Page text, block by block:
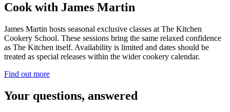
Cook with James Martin​​​​‌ ‍ ​‍​‍‌‍ ‌ ​‍‌‍‍‌‌‍‌ ‌‍‍‌‌‍ ‍​‍​‍​ ‍‍​‍​‍‌ ​ ‌‍​‌‌‍ ‍‌‍‍‌‌ ‌​‌ ‍‌​‍ ‍‌‍‍‌‌‍ ​‍​‍​‍ ​​‍​‍‌‍‍​‌ ​‍‌‍‌‌‌‍‌‍​‍​‍​ ‍‍​‍​‍‌‍‍​‌ ‌​‌ ‌​‌ ​​‌ ​ ​ ‍‍​‍ ​‍ ‌‍ ​​‍ ‌‌‍​‌‌‍ ‍‌‍‌​​‍ ‌‌ ​‍​‍ ‌‌‍‍​‌‍ ‌ ‌​‌‍‌‌‌‍ ​‌ ​ ​‍ ‌‌ ​ ‌ ‌​‌ ‌‌‌‍‌​‌‍‍‌‌‍ ​‍ ‍‌ ‌‍‌‍‌‌‌ ​‍‌‍​ ‌‍‌‌‌‍ ​​‍ ‍‌‍​‌‌ ​​‌ ​​​‍ ‌‍‍‌‌‍ ‍‌ ‌​‌‍‌‌‌‍ ‍‌ ‌​​‍ ‌‍‌‌‌‍‌​‌‍‍‌‌ ‌​​‍ ‌‍ ‌‌‍ ‌‍‌​‌‍‌‌​ ‌‌ ​​‌ ​‍‌‍‌‌‌ ​ ‌‍‌‌‌‍ ‍‌ ‌​‌‍​‌‌ ‌​‌‍‍‌‌‍ ‌‍ ‍​ ‍ ‌‍‍‌‌‍‌​​ ‌‌‍‍​‌‍ ‌ ‌​‌‍‌‌‌‍ ​‌​​ ‌‍ ​‌‍​‌‌ ​ ‌ ​ ‌​‍‌‌‍ ‍‌‍‌​‌‍‌‌‌ ‍​​‍ ‌​ ‍‌​ ​ ​ ‌‌​ ‌‌​ ​‍‌‍​‌​ ‌‍‌‍​ ​‍ ‌​ ​​​ ​‌‌‍‌​​ ‍‌​‍ ‌​ ‌​​ ‌‍​ ‌‌‌‍‌​​‍ ‌‌‍​‍​ ‌ ​ ​ ​ ‌‍​‍ ‌​ ‌‍​ ‍​​ ‌​‌‍​‍‌‍​ ​ ‌‌​ ​‍‌‍​‍​ ‌‍​ ​​​ ‌‌​ ‌‌​ ‍ ‌ ‌​‌ ‍‌‌ ​​‌‍‌‌​ ‌‌‍‍​‌‍ ‌ ‌​‌‍‌‌‌‍ ​‌​​ ‌‍ ​‌‍​‌‌ ​ ‌ ​ ‌​‍‌‌‍ ‍‌‍‌​‌‍‌‌‌ ‍​​ ‍ ‌ ​​‌‍​‌‌ ‌​‌‍‍​​ ‌‌ ​​‌‍​‌‌‍‌ ‌‍‌‌‌​​‍‌ ‌‌‌‍‍‌‌‍ ​‌‍‌​‌‍‌‌‌ ​‍​‍‌‌​ ‌‌‌​​‍‌‌ ‌‍‍ ‌‍‌‌‌ ‍‌​‍‌‌​ ​ ‌​‌​​‍‌‌​ ​ ‌​‌​​‍‌‌​ ​‍​ ​‍​ ​​​ ​‌‌‍​‍​ ‍‌​ ‌‍‌‍​‌‌‍‌‍‌‍​‌​ ‌​‌‍‌‍‌‍​ ​ ‌​​‍‌‌​ ​‍​ ​‍​‍‌‌​ ‌‌‌​‌​​‍ ‍‌‍‍​‌‍‌‌‌‍​‌‌‍‌​‌‍‍‌‌‍ ‍‌‍‌ ​ ‌‍​‍‌‍​‌‌ ​ ‌‍‌‌‌‌‌‌‌ ​‍‌‍ ​​ ‌‌‍‍​‌ ‌​‌ ‌​‌ ​​‌ ​ ​‍‌‌​ ​ ‌​​‌​‍‌‌​ ​‍‌​‌‍​‍‌‌​ ​‍‌​‌‍‌‍ ​​‍ ‌‌‍​‌‌‍ ‍‌‍‌​​‍ ‌‌ ​‍​‍ ‌‌‍‍​‌‍ ‌ ‌​‌‍‌‌‌‍ ​‌ ​ ​‍ ‌‌ ​ ‌ ‌​‌ ‌‌‌‍‌​‌‍‍‌‌‍ ​‍ ‍‌ ‌‍‌‍‌‌‌ ​‍‌‍​ ‌‍‌‌‌‍ ​​‍ ‍‌‍​‌‌ ​​‌ ​​​‍‌‍‌‍‍‌‌‍‌​​ ‌‌‍‍​‌‍ ‌ ‌​‌‍‌‌‌‍ ​‌​​ ‌‍ ​‌‍​‌‌ ​ ‌ ​ ‌​‍‌‌‍ ‍‌‍‌​‌‍‌‌‌ ‍​​‍ ‌​ ‍‌​ ​ ​ ‌‌​ ‌‌​ ​‍‌‍​‌​ ‌‍‌‍​ ​‍ ‌​ ​​​ ​‌‌‍‌​​ ‍‌​‍ ‌​ ‌​​ ‌‍​ ‌‌‌‍‌​​‍ ‌‌‍​‍​ ‌ ​ ​ ​ ‌‍​‍ ‌​ ‌‍​ ‍​​ ‌​‌‍​‍‌‍​ ​ ‌‌​ ​‍‌‍​‍​ ‌‍​ ​​​ ‌‌​ ‌‌​‍‌‍‌ ‌​‌ ‍‌‌ ​​‌‍‌‌​ ‌‌‍‍​‌‍ ‌ ‌​‌‍‌‌‌‍ ​‌​​ ‌‍ ​‌‍​‌‌ ​ ‌ ​ ‌​‍‌‌‍ ‍‌‍‌​‌‍‌‌‌ ‍​​‍‌‍‌ ​​‌‍​‌‌ ‌​‌‍‍​​ ‌‌ ​​‌‍​‌‌‍‌ ‌‍‌‌‌​​‍‌ ‌‌‌‍‍‌‌‍ ​‌‍‌​‌‍‌‌‌ ​‍​‍‌‌​ ‌‌‌​​‍‌‌ ‌‍‍ ‌‍‌‌‌ ‍‌​‍‌‌​ ​ ‌​‌​​‍‌‌​ ​ ‌​‌​​‍‌‌​ ​‍​ ​‍​ ​​​ ​‌‌‍​‍​ ‍‌​ ‌‍‌‍​‌‌‍‌‍‌‍​‌​ ‌​‌‍‌‍‌‍​ ​ ‌​​‍‌‌​ ​‍​ ​‍​‍‌‌​ ‌‌‌​‌​​‍ ‍‌‍‍​‌‍‌‌‌‍​‌‌‍‌​‌‍‍‌‌‍ ‍‌‍‌ ​‍‌‍‌ ​​‌‍‌‌‌ ​‍‌ ​ ‌ ​​‌‍‌‌‌‍​ ‌ ‌​‌‍‍‌‌ ‌‍‌‍‌‌​ ‌‌ ​​‌ ‌‌‌‍​‍‌‍ ​‌‍‍‌‌ ​ ‌‍‍​‌‍‌‌‌‍‌​​‍​‍‌ ‌
James Martin hosts seasonal exclusive classes at The Kitchen
Cookery School. These sessions bring the same relaxed confidence
as The Kitchen itself. Availability is limited and dates should be
treated as special releases within the wider cookery calendar.​​​​‌ ‍ ​‍​‍‌‍ ‌ ​‍‌‍‍‌‌‍‌ ‌‍‍‌‌‍ ‍​‍​‍​ ‍‍​‍​‍‌ ​ ‌‍​‌‌‍ ‍‌‍‍‌‌ ‌​‌ ‍‌​‍ ‍‌‍‍‌‌‍ ​‍​‍​‍ ​​‍​‍‌‍‍​‌ ​‍‌‍‌‌‌‍‌‍​‍​‍​ ‍‍​‍​‍‌‍‍​‌ ‌​‌ ‌​‌ ​​‌ ​ ​ ‍‍​‍ ​‍ ‌‍ ​​‍ ‌‌‍​‌‌‍ ‍‌‍‌​​‍ ‌‌ ​‍​‍ ‌‌‍‍​‌‍ ‌ ‌​‌‍‌‌‌‍ ​‌ ​ ​‍ ‌‌ ​ ‌ ‌​‌ ‌‌‌‍‌​‌‍‍‌‌‍ ​‍ ‍‌ ‌‍‌‍‌‌‌ ​‍‌‍​ ‌‍‌‌‌‍ ​​‍ ‍‌‍​‌‌ ​​‌ ​​​‍ ‌‍‍‌‌‍ ‍‌ ‌​‌‍‌‌‌‍ ‍‌ ‌​​‍ ‌‍‌‌‌‍‌​‌‍‍‌‌ ‌​​‍ ‌‍ ‌‌‍ ‌‍‌​‌‍‌‌​ ‌‌ ​​‌ ​‍‌‍‌‌‌ ​ ‌‍‌‌‌‍ ‍‌ ‌​‌‍​‌‌ ‌​‌‍‍‌‌‍ ‌‍ ‍​ ‍ ‌‍‍‌‌‍‌​​ ‌‌‍‍​‌‍ ‌ ‌​‌‍‌‌‌‍ ​‌​​ ‌‍ ​‌‍​‌‌ ​ ‌ ​ ‌​‍‌‌‍ ‍‌‍‌​‌‍‌‌‌ ‍​​‍ ‌​ ‍‌​ ​ ​ ‌‌​ ‌‌​ ​‍‌‍​‌​ ‌‍‌‍​ ​‍ ‌​ ​​​ ​‌‌‍‌​​ ‍‌​‍ ‌​ ‌​​ ‌‍​ ‌‌‌‍‌​​‍ ‌‌‍​‍​ ‌ ​ ​ ​ ‌‍​‍ ‌​ ‌‍​ ‍​​ ‌​‌‍​‍‌‍​ ​ ‌‌​ ​‍‌‍​‍​ ‌‍​ ​​​ ‌‌​ ‌‌​ ‍ ‌ ‌​‌ ‍‌‌ ​​‌‍‌‌​ ‌‌‍‍​‌‍ ‌ ‌​‌‍‌‌‌‍ ​‌​​ ‌‍ ​‌‍​‌‌ ​ ‌ ​ ‌​‍‌‌‍ ‍‌‍‌​‌‍‌‌‌ ‍​​ ‍ ‌ ​​‌‍​‌‌ ‌​‌‍‍​​ ‌‌ ​​‌‍​‌‌‍‌ ‌‍‌‌‌​​‍‌ ‌‌‌‍‍‌‌‍ ​‌‍‌​‌‍‌‌‌ ​‍​‍‌‌​ ‌‌‌​​‍‌‌ ‌‍‍ ‌‍‌‌‌ ‍‌​‍‌‌​ ​ ‌​‌​​‍‌‌​ ​ ‌​‌​​‍‌‌​ ​‍​ ​‍​ ​​​ ​‌‌‍​‍​ ‍‌​ ‌‍‌‍​‌‌‍‌‍‌‍​‌​ ‌​‌‍‌‍‌‍​ ​ ‌​​‍‌‌​ ​‍​ ​‍​‍‌‌​ ‌‌‌​‌​​‍ ‍‌‍​‍‌‍ ‌‍‌​‌ ‍‌​ ‌‍​‍‌‍​‌‌ ​ ‌‍‌‌‌‌‌‌‌ ​‍‌‍ ​​ ‌‌‍‍​‌ ‌​‌ ‌​‌ ​​‌ ​ ​‍‌‌​ ​ ‌​​‌​‍‌‌​ ​‍‌​‌‍​‍‌‌​ ​‍‌​‌‍‌‍ ​​‍ ‌‌‍​‌‌‍ ‍‌‍‌​​‍ ‌‌ ​‍​‍ ‌‌‍‍​‌‍ ‌ ‌​‌‍‌‌‌‍ ​‌ ​ ​‍ ‌‌ ​ ‌ ‌​‌ ‌‌‌‍‌​‌‍‍‌‌‍ ​‍ ‍‌ ‌‍‌‍‌‌‌ ​‍‌‍​ ‌‍‌‌‌‍ ​​‍ ‍‌‍​‌‌ ​​‌ ​​​‍‌‍‌‍‍‌‌‍‌​​ ‌‌‍‍​‌‍ ‌ ‌​‌‍‌‌‌‍ ​‌​​ ‌‍ ​‌‍​‌‌ ​ ‌ ​ ‌​‍‌‌‍ ‍‌‍‌​‌‍‌‌‌ ‍​​‍ ‌​ ‍‌​ ​ ​ ‌‌​ ‌‌​ ​‍‌‍​‌​ ‌‍‌‍​ ​‍ ‌​ ​​​ ​‌‌‍‌​​ ‍‌​‍ ‌​ ‌​​ ‌‍​ ‌‌‌‍‌​​‍ ‌‌‍​‍​ ‌ ​ ​ ​ ‌‍​‍ ‌​ ‌‍​ ‍​​ ‌​‌‍​‍‌‍​ ​ ‌‌​ ​‍‌‍​‍​ ‌‍​ ​​​ ‌‌​ ‌‌​‍‌‍‌ ‌​‌ ‍‌‌ ​​‌‍‌‌​ ‌‌‍‍​‌‍ ‌ ‌​‌‍‌‌‌‍ ​‌​​ ‌‍ ​‌‍​‌‌ ​ ‌ ​ ‌​‍‌‌‍ ‍‌‍‌​‌‍‌‌‌ ‍​​‍‌‍‌ ​​‌‍​‌‌ ‌​‌‍‍​​ ‌‌ ​​‌‍​‌‌‍‌ ‌‍‌‌‌​​‍‌ ‌‌‌‍‍‌‌‍ ​‌‍‌​‌‍‌‌‌ ​‍​‍‌‌​ ‌‌‌​​‍‌‌ ‌‍‍ ‌‍‌‌‌ ‍‌​‍‌‌​ ​ ‌​‌​​‍‌‌​ ​ ‌​‌​​‍‌‌​ ​‍​ ​‍​ ​​​ ​‌‌‍​‍​ ‍‌​ ‌‍‌‍​‌‌‍‌‍‌‍​‌​ ‌​‌‍‌‍‌‍​ ​ ‌​​‍‌‌​ ​‍​ ​‍​‍‌‌​ ‌‌‌​‌​​‍ ‍‌‍​‍‌‍ ‌‍‌​‌ ‍‌​‍‌‍‌ ​​‌‍‌‌‌ ​‍‌ ​ ‌ ​​‌‍‌‌‌‍​ ‌ ‌​‌‍‍‌‌ ‌‍‌‍‌‌​ ‌‌ ​​‌ ‌‌‌‍​‍‌‍ ​‌‍‍‌‌ ​ ‌‍‍​‌‍‌‌‌‍‌​​‍​‍‌ ‌
Find out more​​​​‌ ‍ ​‍​‍‌‍ ‌ ​‍‌‍‍‌‌‍‌ ‌‍‍‌‌‍ ‍​‍​‍​ ‍‍​‍​‍‌ ​ ‌‍​‌‌‍ ‍‌‍‍‌‌ ‌​‌ ‍‌​‍ ‍‌‍‍‌‌‍ ​‍​‍​‍ ​​‍​‍‌‍‍​‌ ​‍‌‍‌‌‌‍‌‍​‍​‍​ ‍‍​‍​‍‌‍‍​‌ ‌​‌ ‌​‌ ​​‌ ​ ​ ‍‍​‍ ​‍ ‌‍ ​​‍ ‌‌‍​‌‌‍ ‍‌‍‌​​‍ ‌‌ ​‍​‍ ‌‌‍‍​‌‍ ‌ ‌​‌‍‌‌‌‍ ​‌ ​ ​‍ ‌‌ ​ ‌ ‌​‌ ‌‌‌‍‌​‌‍‍‌‌‍ ​‍ ‍‌ ‌‍‌‍‌‌‌ ​‍‌‍​ ‌‍‌‌‌‍ ​​‍ ‍‌‍​‌‌ ​​‌ ​​​‍ ‌‍‍‌‌‍ ‍‌ ‌​‌‍‌‌‌‍ ‍‌ ‌​​‍ ‌‍‌‌‌‍‌​‌‍‍‌‌ ‌​​‍ ‌‍ ‌‌‍ ‌‍‌​‌‍‌‌​ ‌‌ ​​‌ ​‍‌‍‌‌‌ ​ ‌‍‌‌‌‍ ‍‌ ‌​‌‍​‌‌ ‌​‌‍‍‌‌‍ ‌‍ ‍​ ‍ ‌‍‍‌‌‍‌​​ ‌‌‍‍​‌‍ ‌ ‌​‌‍‌‌‌‍ ​‌​​ ‌‍ ​‌‍​‌‌ ​ ‌ ​ ‌​‍‌‌‍ ‍‌‍‌​‌‍‌‌‌ ‍​​‍ ‌​ ‍‌​ ​ ​ ‌‌​ ‌‌​ ​‍‌‍​‌​ ‌‍‌‍​ ​‍ ‌​ ​​​ ​‌‌‍‌​​ ‍‌​‍ ‌​ ‌​​ ‌‍​ ‌‌‌‍‌​​‍ ‌‌‍​‍​ ‌ ​ ​ ​ ‌‍​‍ ‌​ ‌‍​ ‍​​ ‌​‌‍​‍‌‍​ ​ ‌‌​ ​‍‌‍​‍​ ‌‍​ ​​​ ‌‌​ ‌‌​ ‍ ‌ ‌​‌ ‍‌‌ ​​‌‍‌‌​ ‌‌‍‍​‌‍ ‌ ‌​‌‍‌‌‌‍ ​‌​​ ‌‍ ​‌‍​‌‌ ​ ‌ ​ ‌​‍‌‌‍ ‍‌‍‌​‌‍‌‌‌ ‍​​ ‍ ‌ ​​‌‍​‌‌ ‌​‌‍‍​​ ‌‌ ​​‌‍​‌‌‍‌ ‌‍‌‌‌​​‍‌ ‌‌‌‍‍‌‌‍ ​‌‍‌​‌‍‌‌‌ ​‍​‍‌‌​ ‌‌‌​​‍‌‌ ‌‍‍ ‌‍‌‌‌ ‍‌​‍‌‌​ ​ ‌​‌​​‍‌‌​ ​ ‌​‌​​‍‌‌​ ​‍​ ​‍​ ​​​ ​‌‌‍​‍​ ‍‌​ ‌‍‌‍​‌‌‍‌‍‌‍​‌​ ‌​‌‍‌‍‌‍​ ​ ‌​​‍‌‌​ ​‍​ ​‍​‍‌‌​ ‌‌‌​‌​​‍ ‍‌ ​ ‌‍‌‌‌‍​ ‌‍ ‌‍ ‍‌‍‌​‌‍​‌‌ ​‍‌ ‍‌‌​​ ‌ ‌​‌‍​‌​‍ ‍‌‍ ​‌‍​‌‌‍​‍‌‍‌‌‌‍ ​​ ‌‍​‍‌‍​‌‌ ​ ‌‍‌‌‌‌‌‌‌ ​‍‌‍ ​​ ‌‌‍‍​‌ ‌​‌ ‌​‌ ​​‌ ​ ​‍‌‌​ ​ ‌​​‌​‍‌‌​ ​‍‌​‌‍​‍‌‌​ ​‍‌​‌‍‌‍ ​​‍ ‌‌‍​‌‌‍ ‍‌‍‌​​‍ ‌‌ ​‍​‍ ‌‌‍‍​‌‍ ‌ ‌​‌‍‌‌‌‍ ​‌ ​ ​‍ ‌‌ ​ ‌ ‌​‌ ‌‌‌‍‌​‌‍‍‌‌‍ ​‍ ‍‌ ‌‍‌‍‌‌‌ ​‍‌‍​ ‌‍‌‌‌‍ ​​‍ ‍‌‍​‌‌ ​​‌ ​​​‍‌‍‌‍‍‌‌‍‌​​ ‌‌‍‍​‌‍ ‌ ‌​‌‍‌‌‌‍ ​‌​​ ‌‍ ​‌‍​‌‌ ​ ‌ ​ ‌​‍‌‌‍ ‍‌‍‌​‌‍‌‌‌ ‍​​‍ ‌​ ‍‌​ ​ ​ ‌‌​ ‌‌​ ​‍‌‍​‌​ ‌‍‌‍​ ​‍ ‌​ ​​​ ​‌‌‍‌​​ ‍‌​‍ ‌​ ‌​​ ‌‍​ ‌‌‌‍‌​​‍ ‌‌‍​‍​ ‌ ​ ​ ​ ‌‍​‍ ‌​ ‌‍​ ‍​​ ‌​‌‍​‍‌‍​ ​ ‌‌​ ​‍‌‍​‍​ ‌‍​ ​​​ ‌‌​ ‌‌​‍‌‍‌ ‌​‌ ‍‌‌ ​​‌‍‌‌​ ‌‌‍‍​‌‍ ‌ ‌​‌‍‌‌‌‍ ​‌​​ ‌‍ ​‌‍​‌‌ ​ ‌ ​ ‌​‍‌‌‍ ‍‌‍‌​‌‍‌‌‌ ‍​​‍‌‍‌ ​​‌‍​‌‌ ‌​‌‍‍​​ ‌‌ ​​‌‍​‌‌‍‌ ‌‍‌‌‌​​‍‌ ‌‌‌‍‍‌‌‍ ​‌‍‌​‌‍‌‌‌ ​‍​‍‌‌​ ‌‌‌​​‍‌‌ ‌‍‍ ‌‍‌‌‌ ‍‌​‍‌‌​ ​ ‌​‌​​‍‌‌​ ​ ‌​‌​​‍‌‌​ ​‍​ ​‍​ ​​​ ​‌‌‍​‍​ ‍‌​ ‌‍‌‍​‌‌‍‌‍‌‍​‌​ ‌​‌‍‌‍‌‍​ ​ ‌​​‍‌‌​ ​‍​ ​‍​‍‌‌​ ‌‌‌​‌​​‍ ‍‌ ​ ‌‍‌‌‌‍​ ‌‍ ‌‍ ‍‌‍‌​‌‍​‌‌ ​‍‌ ‍‌‌​​ ‌ ‌​‌‍​‌​‍ ‍‌‍ ​‌‍​‌‌‍​‍‌‍‌‌‌‍ ​​‍‌‍‌ ​​‌‍‌‌‌ ​‍‌ ​ ‌ ​​‌‍‌‌‌‍​ ‌ ‌​‌‍‍‌‌ ‌‍‌‍‌‌​ ‌‌ ​​‌ ‌‌‌‍​‍‌‍ ​‌‍‍‌‌ ​ ‌‍‍​‌‍‌‌‌‍‌​​‍​‍‌ ‌
Your questions, answered​​​​‌ ‍ ​‍​‍‌‍ ‌ ​‍‌‍‍‌‌‍‌ ‌‍‍‌‌‍ ‍​‍​‍​ ‍‍​‍​‍‌ ​ ‌‍​‌‌‍ ‍‌‍‍‌‌ ‌​‌ ‍‌​‍ ‍‌‍‍‌‌‍ ​‍​‍​‍ ​​‍​‍‌‍‍​‌ ​‍‌‍‌‌‌‍‌‍​‍​‍​ ‍‍​‍​‍‌‍‍​‌ ‌​‌ ‌​‌ ​​‌ ​ ​ ‍‍​‍ ​‍ ‌‍ ​​‍ ‌‌‍​‌‌‍ ‍‌‍‌​​‍ ‌‌ ​‍​‍ ‌‌‍‍​‌‍ ‌ ‌​‌‍‌‌‌‍ ​‌ ​ ​‍ ‌‌ ​ ‌ ‌​‌ ‌‌‌‍‌​‌‍‍‌‌‍ ​‍ ‍‌ ‌‍‌‍‌‌‌ ​‍‌‍​ ‌‍‌‌‌‍ ​​‍ ‍‌‍​‌‌ ​​‌ ​​​‍ ‌‍‍‌‌‍ ‍‌ ‌​‌‍‌‌‌‍ ‍‌ ‌​​‍ ‌‍‌‌‌‍‌​‌‍‍‌‌ ‌​​‍ ‌‍ ‌‌‍ ‌‍‌​‌‍‌‌​ ‌‌ ​​‌ ​‍‌‍‌‌‌ ​ ‌‍‌‌‌‍ ‍‌ ‌​‌‍​‌‌ ‌​‌‍‍‌‌‍ ‌‍ ‍​ ‍ ‌‍‍‌‌‍‌​​ ‌‌‍‍​‌‍ ‌ ‌​‌‍‌‌‌‍ ​‌​​ ‌‍ ​‌‍​‌‌ ​ ‌ ​ ‌​‍‌‌‍ ‍‌‍‌​‌‍‌‌‌ ‍​​‍ ‌​ ‍‌​ ​ ​ ‌‌​ ‌‌​ ​‍‌‍​‌​ ‌‍‌‍​ ​‍ ‌​ ​​​ ​‌‌‍‌​​ ‍‌​‍ ‌​ ‌​​ ‌‍​ ‌‌‌‍‌​​‍ ‌‌‍​‍​ ‌ ​ ​ ​ ‌‍​‍ ‌​ ‌‍​ ‍​​ ‌​‌‍​‍‌‍​ ​ ‌‌​ ​‍‌‍​‍​ ‌‍​ ​​​ ‌‌​ ‌‌​ ‍ ‌ ‌​‌ ‍‌‌ ​​‌‍‌‌​ ‌‌‍‍​‌‍ ‌ ‌​‌‍‌‌‌‍ ​‌​​ ‌‍ ​‌‍​‌‌ ​ ‌ ​ ‌​‍‌‌‍ ‍‌‍‌​‌‍‌‌‌ ‍​​ ‍ ‌ ​​‌‍​‌‌ ‌​‌‍‍​​ ‌‌ ​​‌‍​‌‌‍‌ ‌‍‌‌‌​​‍‌ ‌‌‌‍‍‌‌‍ ​‌‍‌​‌‍‌‌‌ ​‍​‍‌‌​ ‌‌‌​​‍‌‌ ‌‍‍ ‌‍‌‌‌ ‍‌​‍‌‌​ ​ ‌​‌​​‍‌‌​ ​ ‌​‌​​‍‌‌​ ​‍​ ​‍‌‍‌​​ ‍​​ ​‌​ ​​​ ‌ ‌‍‌‍​ ​ ‌‍​‍‌‍‌‍‌‍​ ​ ​​​ ‍‌​‍‌‌​ ​‍​ ​‍​‍‌‌​ ‌‌‌​‌​​‍ ‍‌‍‍​‌‍‌‌‌‍​‌‌‍‌​‌‍‍‌‌‍ ‍‌‍‌ ​ ‌‍​‍‌‍​‌‌ ​ ‌‍‌‌‌‌‌‌‌ ​‍‌‍ ​​ ‌‌‍‍​‌ ‌​‌ ‌​‌ ​​‌ ​ ​‍‌‌​ ​ ‌​​‌​‍‌‌​ ​‍‌​‌‍​‍‌‌​ ​‍‌​‌‍‌‍ ​​‍ ‌‌‍​‌‌‍ ‍‌‍‌​​‍ ‌‌ ​‍​‍ ‌‌‍‍​‌‍ ‌ ‌​‌‍‌‌‌‍ ​‌ ​ ​‍ ‌‌ ​ ‌ ‌​‌ ‌‌‌‍‌​‌‍‍‌‌‍ ​‍ ‍‌ ‌‍‌‍‌‌‌ ​‍‌‍​ ‌‍‌‌‌‍ ​​‍ ‍‌‍​‌‌ ​​‌ ​​​‍‌‍‌‍‍‌‌‍‌​​ ‌‌‍‍​‌‍ ‌ ‌​‌‍‌‌‌‍ ​‌​​ ‌‍ ​‌‍​‌‌ ​ ‌ ​ ‌​‍‌‌‍ ‍‌‍‌​‌‍‌‌‌ ‍​​‍ ‌​ ‍‌​ ​ ​ ‌‌​ ‌‌​ ​‍‌‍​‌​ ‌‍‌‍​ ​‍ ‌​ ​​​ ​‌‌‍‌​​ ‍‌​‍ ‌​ ‌​​ ‌‍​ ‌‌‌‍‌​​‍ ‌‌‍​‍​ ‌ ​ ​ ​ ‌‍​‍ ‌​ ‌‍​ ‍​​ ‌​‌‍​‍‌‍​ ​ ‌‌​ ​‍‌‍​‍​ ‌‍​ ​​​ ‌‌​ ‌‌​‍‌‍‌ ‌​‌ ‍‌‌ ​​‌‍‌‌​ ‌‌‍‍​‌‍ ‌ ‌​‌‍‌‌‌‍ ​‌​​ ‌‍ ​‌‍​‌‌ ​ ‌ ​ ‌​‍‌‌‍ ‍‌‍‌​‌‍‌‌‌ ‍​​‍‌‍‌ ​​‌‍​‌‌ ‌​‌‍‍​​ ‌‌ ​​‌‍​‌‌‍‌ ‌‍‌‌‌​​‍‌ ‌‌‌‍‍‌‌‍ ​‌‍‌​‌‍‌‌‌ ​‍​‍‌‌​ ‌‌‌​​‍‌‌ ‌‍‍ ‌‍‌‌‌ ‍‌​‍‌‌​ ​ ‌​‌​​‍‌‌​ ​ ‌​‌​​‍‌‌​ ​‍​ ​‍‌‍‌​​ ‍​​ ​‌​ ​​​ ‌ ‌‍‌‍​ ​ ‌‍​‍‌‍‌‍‌‍​ ​ ​​​ ‍‌​‍‌‌​ ​‍​ ​‍​‍‌‌​ ‌‌‌​‌​​‍ ‍‌‍‍​‌‍‌‌‌‍​‌‌‍‌​‌‍‍‌‌‍ ‍‌‍‌ ​‍‌‍‌ ​​‌‍‌‌‌ ​‍‌ ​ ‌ ​​‌‍‌‌‌‍​ ‌ ‌​‌‍‍‌‌ ‌‍‌‍‌‌​ ‌‌ ​​‌ ‌‌‌‍​‍‌‍ ​‌‍‍‌‌ ​ ‌‍‍​‌‍‌‌‌‍‌​​‍​‍‌ ‌